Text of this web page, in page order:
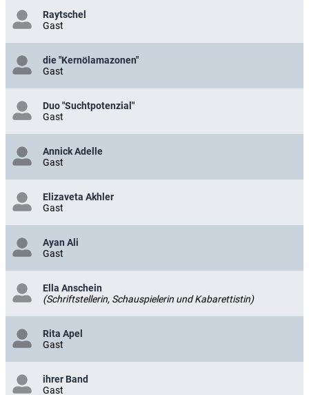
Raytschel
Gast
die "Kernölamazonen"
Gast
Duo "Suchtpotenzial"
Gast
Annick Adelle
Gast
Elizaveta Akhler
Gast
Ayan Ali
Gast
Ella Anschein
(Schriftstellerin, Schauspielerin und Kabarettistin)
Rita Apel
Gast
ihrer Band
Gast